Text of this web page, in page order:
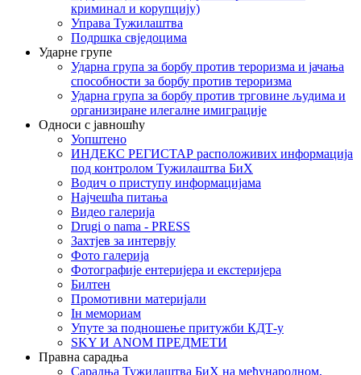
криминал и корупцију)
Управа Тужилаштва
Подршка свједоцима
Ударне групе
Ударна група за борбу против тероризма и јачања
способности за борбу против тероризма
Ударна група за борбу против трговине људима и
организиране илегалне имиграције
Односи с јавношћу
Уопштено
ИНДЕКС РЕГИСТАР расположивих информација
под контролом Тужилаштва БиХ
Водич о приступу информацијама
Најчешћа питања
Видео галерија
Drugi o nama - PRESS
Захтјев за интервју
Фото галерија
Фотографије ентеријера и екстеријера
Билтен
Промотивни материјали
Iн мемориам
Упуте за подношење притужби КДТ-у
SKY И ANOM ПРЕДМЕТИ
Правна сарадња
Сарадња Тужилаштва БиХ на међународном,